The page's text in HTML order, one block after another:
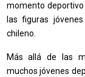
momento
las figuras
chileno.
Más allá de las
muchos jóvenes